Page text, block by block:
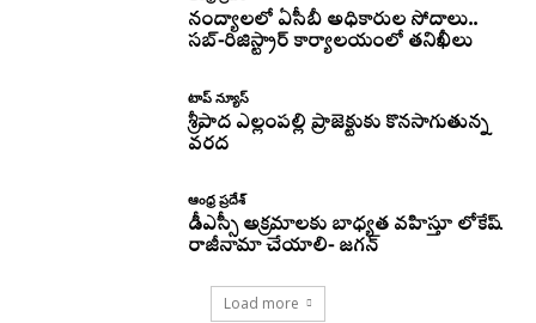
నంద్యాలలో ఏసీబీ అధికారుల సోదాలు..
సబ్-రిజిస్ట్రార్ కార్యాలయంలో తనిఖీలు
టాప్ న్యూస్
శ్రీపాద ఎల్లంపల్లి ప్రాజెక్టుకు కొనసాగుతున్న
వరద
ఆంధ్ర ప్రదేశ్
డీఎస్సీ అక్రమాలకు బాధ్యత వహిస్తూ లోకేష్‌
రాజీనామా చేయాలి- జగన్
Load more